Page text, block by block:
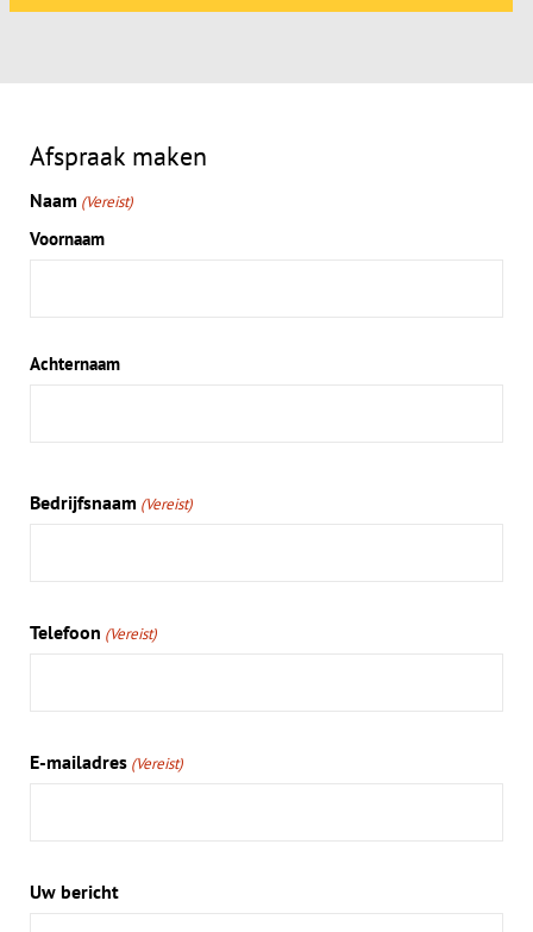
Afspraak maken
Naam (Vereist)
Voornaam
Achternaam
Bedrijfsnaam (Vereist)
Telefoon (Vereist)
E-mailadres (Vereist)
Uw bericht